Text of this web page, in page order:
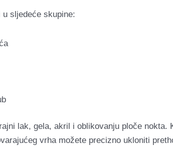
sljedeće skupine:
lak, gela, akril i oblikovanju ploče
vrha možete precizno ukloniti